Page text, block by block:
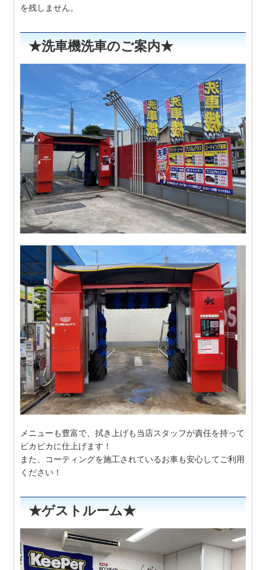
を残しません。
★洗車機洗車のご案内★
メニューも豊富で、拭き上げも当店スタッフが責任を持って
ピカピカに仕上げます！
また、コーティングを施工されているお車も安心してご利用
ください！
★ゲストルーム★